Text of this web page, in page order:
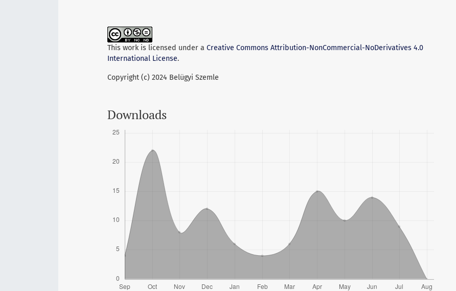
This work is licensed under a Creative Commons Attribution-NonCommercial-NoDerivatives 4.0
International License.
Copyright (c) 2024 Belügyi Szemle
Downloads